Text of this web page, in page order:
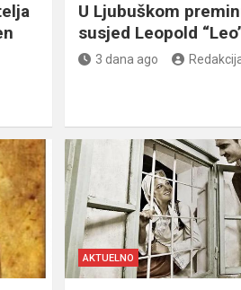
U Ljubuškom
susjed Leopold
3 dana ago
AKTUELNO